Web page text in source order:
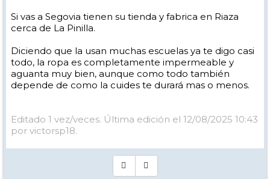
Si vas a Segovia tienen su tienda y fabrica en Riaza
cerca de La Pinilla.
Diciendo que la usan muchas escuelas ya te digo casi
todo, la ropa es completamente impermeable y
aguanta muy bien, aunque como todo también
depende de como la cuides te durará mas o menos.
Editado 1 vez/veces. Última edición el 12/08/2025 10:43
por victorsp18.